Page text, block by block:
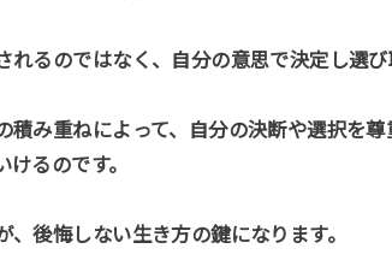
れるのではなく、自分の意思で決定し選び
積み重ねによって、自分の決断や選択を
けるのです。
、後悔しない生き方の鍵になります。